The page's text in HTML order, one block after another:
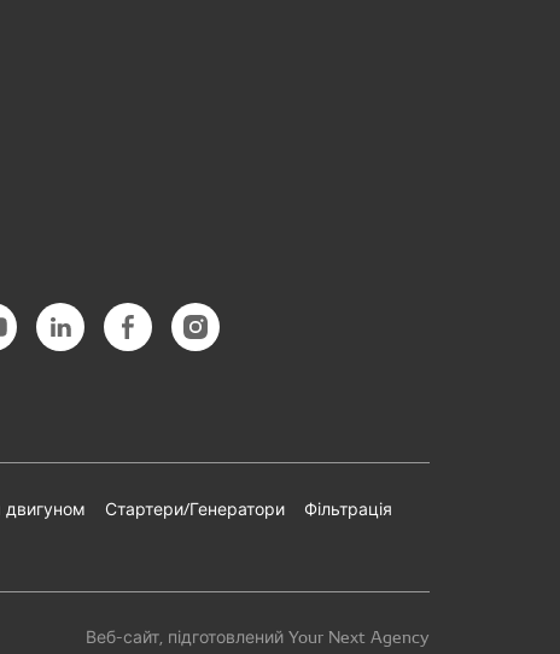
двигуном Стартери/Генератори
Фільтрація
Веб-сайт, підготовлений Your Next Agency